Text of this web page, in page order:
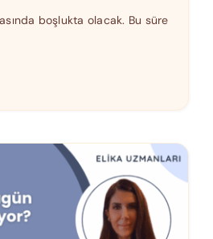
boşlukta olacak. Bu süre